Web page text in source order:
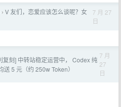
› V 友们，恋爱应该怎么谈呢？女
7 月 27
日
复刻] 中转站稳定运营中， Codex 纯
5 元（约 250w Token）
7 月
27
日